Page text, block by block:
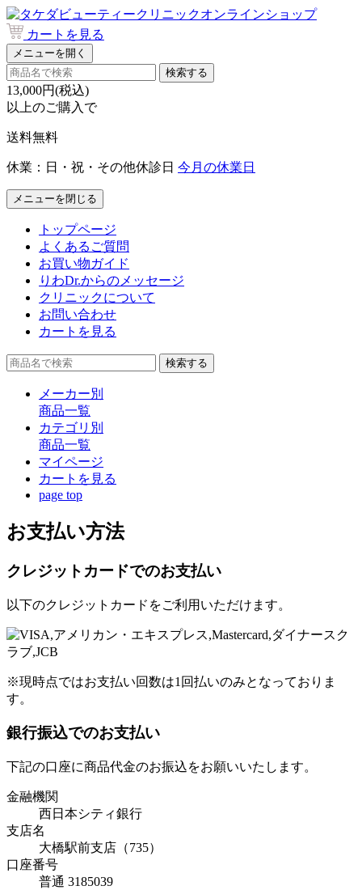
カートを見る
メニューを開く
検索する
13,000円(税込)
以上のご購入で
送料無料
休業：日・祝・その他休診日 今月の休業日
メニューを閉じる
トップページ
よくあるご質問
お買い物ガイド
りわDr.からのメッセージ
クリニックについて
お問い合わせ
カートを見る
検索する
メーカー別
商品一覧
カテゴリ別
商品一覧
マイページ
カート を見る
page top
お支払い方法
クレジットカードでのお支払い
以下のクレジットカードをご利用いただけます。
※現時点ではお支払い回数は1回払いのみとなっておりま
す。
銀行振込でのお支払い
下記の口座に商品代金のお振込をお願いいたします。
金融機関
西日本シティ銀行
支店名
大橋駅前支店（735）
口座番号
普通 3185039